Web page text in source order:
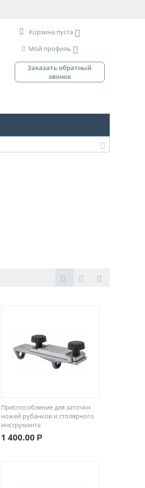
Корзина пуста
Мой профиль
Заказать обратный
звонок
Приспособление для заточки
ножей рубанков и столярного
инструмента
1 400.00 Р